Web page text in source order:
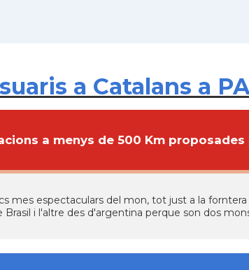
a Catalans a
a menys de 500 Km
mes espectaculars del mon, tot just a la
Brasil i l'altre des d'argentina perque son dos